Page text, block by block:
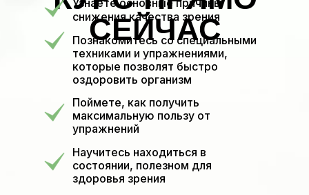
СЕЙЧАС
Узнаете основные причины
снижения качества зрения
Познакомитесь со специальными
техниками и упражнениями,
которые позволят быстро
оздоровить организм
Поймете, как получить
максимальную пользу от
упражнений
Научитесь находиться в
состоянии, полезном для
здоровья зрения